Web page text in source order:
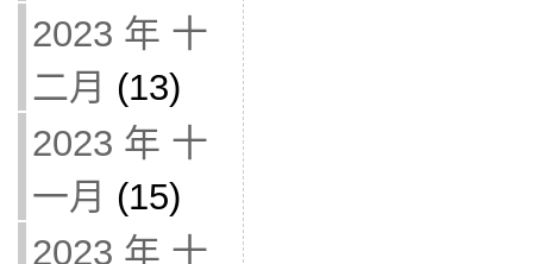
2023 年 十
二月 (13)
2023 年 十
一月 (15)
2023 年 十